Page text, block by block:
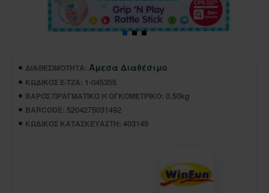
ΔΙΑΘΕΣΙΜΌΤΗΤΑ: Άμεσα Διαθέσιμο
ΚΩΔΙΚΌΣ E-TZA: 1-045355
ΒΆΡΟΣ ΠΡΑΓΜΑΤΙΚΌ Ή ΟΓΚΟΜΕΤΡΙΚΌ: 0.50kg
BARCODE: 5204275031492
ΚΩΔΙΚΌΣ ΚΑΤΑΣΚΕΥΑΣΤΉ: 403149